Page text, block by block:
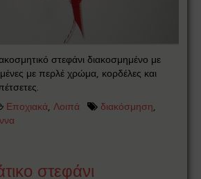
στεφάνι διακοσμημένο με
με περλέ χρώμα, κορδέλες και
Εποχιακά,Λοιπά διακόσμηση,
στεφάνι